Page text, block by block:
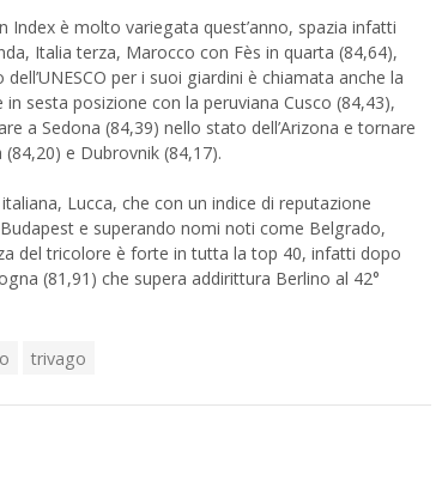
è molto variegata quest’anno, spazia infatti
Italia terza, Marocco con Fès in quarta (84,64),
per i suoi giardini è chiamata anche la
in sesta posizione con la peruviana Cusco (84,43),
a Sedona (84,39) nello stato dell’Arizona e tornare
e Dubrovnik (84,17).
Lucca, che con un indice di reputazione
e superando nomi noti come Belgrado,
del tricolore è forte in tutta la top 40, infatti dopo
(81,91) che supera addirittura Berlino al 42°
trivago